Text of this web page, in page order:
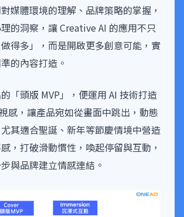
媒體環境的理解、品牌策略的掌握，
的洞察，讓 Creative AI 的應用不只
得多」，而是開啟更多創意可能，實
的內容打造。
「頭版 MVP」，便運用 AI 技術打造
感，讓產品宛如從畫面中跳出，動態
其適合聖誕、新年等節慶情境中營造
，打破滑動慣性，喚起停留與互動，
與品牌建立情感連結。